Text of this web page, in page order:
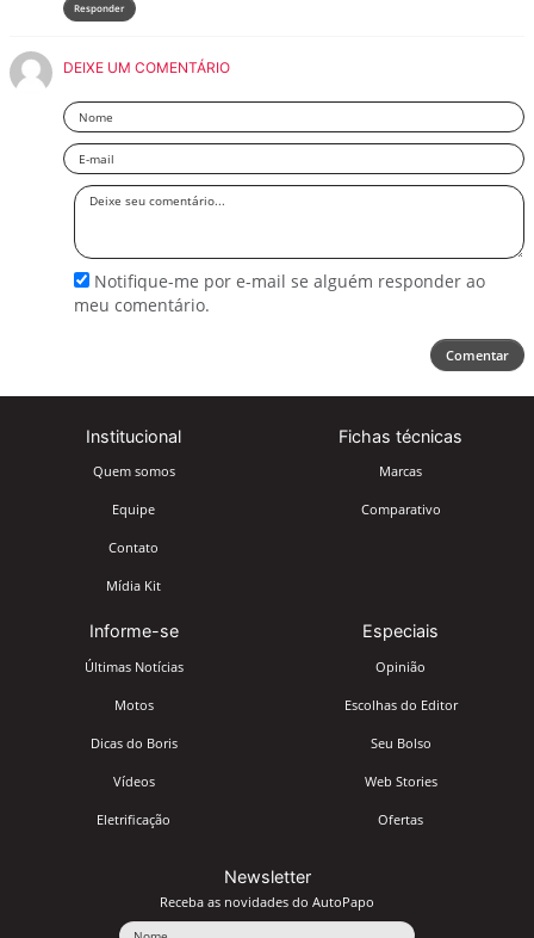
Responder
DEIXE UM COMENTÁRIO
Nome
Email
Deixe
Notifique-me por e-mail se alguém responder ao
meu comentário.
Comentar
Institucional
Quem somos
Equipe
Contato
Mídia Kit
Fichas técnicas
Marcas
Comparativo
Informe-se
Últimas Notícias
Motos
Dicas do Boris
Vídeos
Eletrificação
Especiais
Opinião
Escolhas do Editor
Seu Bolso
Web Stories
Ofertas
Newsletter
Receba as novidades do AutoPapo